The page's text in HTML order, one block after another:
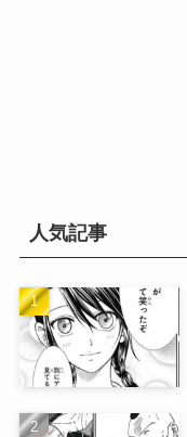
人気記事